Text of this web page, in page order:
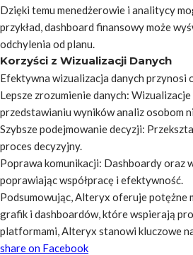
Dzięki temu menedżerowie i analitycy
przykład, dashboard finansowy może
odchylenia od planu.
Korzyści z Wizualizacji Danych
Efektywna wizualizacja danych przynosi
Lepsze zrozumienie danych:
przedstawianiu wyników analiz osobom
Szybsze podejmowanie decyzji:
proces decyzyjny.
Poprawa komunikacji: Dashboardy oraz
poprawiając współpracę i efektywność.
Podsumowując, Alteryx oferuje potężne
grafik i dashboardów, które wspierają
platformami, Alteryx stanowi kluczowe
share on Facebook